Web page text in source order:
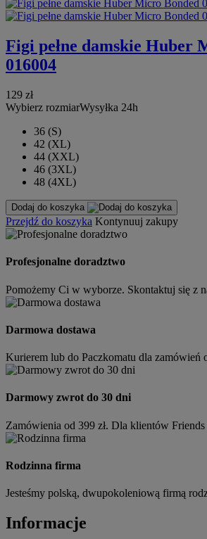
Figi pełne damskie Huber
016004
129 zł
Wybierz rozmiarWysyłka 24h
36 (S)
42 (XL)
44 (XXL)
46 (3XL)
48 (4XL)
Dodaj do koszyka
Przejdź do koszyka Kontynuuj zakupy
Profesjonalne doradztwo
Pomożemy Ci w wyborze. Skontaktuj się z
Darmowa dostawa
Kurierem lub do Paczkomatu dla zamówień
Darmowy zwrot do 30 dni
Zamówienia od 399 zł. Dla klientów
Rodzinna firma
Jesteśmy polską, dwupokoleniową firmą
Informacje